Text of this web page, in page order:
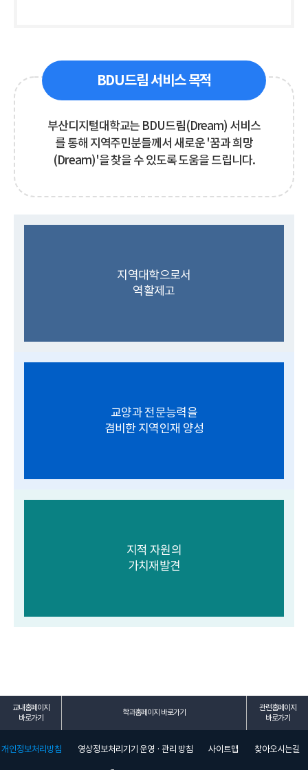
BDU드림 서비스 목적
부산디지털대학교는 BDU드림(Dream) 서비스
를 통해 지역주민분들께서 새로운 '꿈과 희망
(Dream)'을 찾을 수 있도록 도움을 드립니다.
지역대학으로서
역활제고
교양과 전문능력을
겸비한 지역인재 양성
지적 자원의
가치재발견
교내홈페이지
바로가기
학과홈페이지 바로가기
관련홈페이지
바로가기
개인정보처리방침 영상정보처리기기 운영 · 관리 방침 사이트맵 찾아오시는길